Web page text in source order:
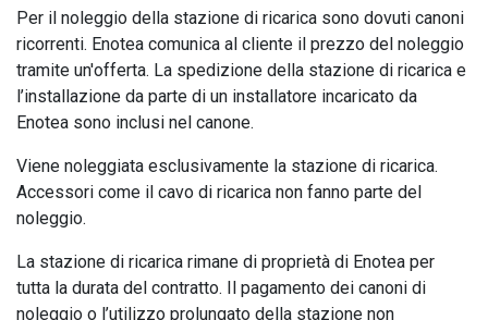
Per il noleggio della stazione di ricarica sono dovuti canoni
ricorrenti. Enotea comunica al cliente il prezzo del noleggio
tramite un'offerta. La spedizione della stazione di ricarica e
l’installazione da parte di un installatore incaricato da
Enotea sono inclusi nel canone.
Viene noleggiata esclusivamente la stazione di ricarica.
Accessori come il cavo di ricarica non fanno parte del
noleggio.
La stazione di ricarica rimane di proprietà di Enotea per
tutta la durata del contratto. Il pagamento dei canoni di
noleggio o l’utilizzo prolungato della stazione non